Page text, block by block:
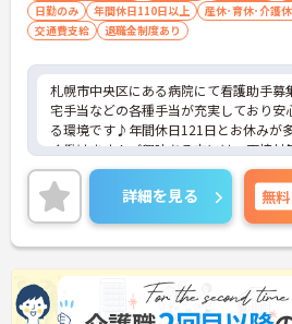
日勤のみ
年間休日110日以上 産休･育休･介護
交通費支給
退職金制度あり
札幌市中央区にある病院にて看護助手募
宅手当などの各種手当が充実しており安
る環境です♪年間休日121日とお休みが
く働けます！ご興味ある方には、面接対
など、詳細をお話しいたしますのでお気
ください。
詳細を見る 無料